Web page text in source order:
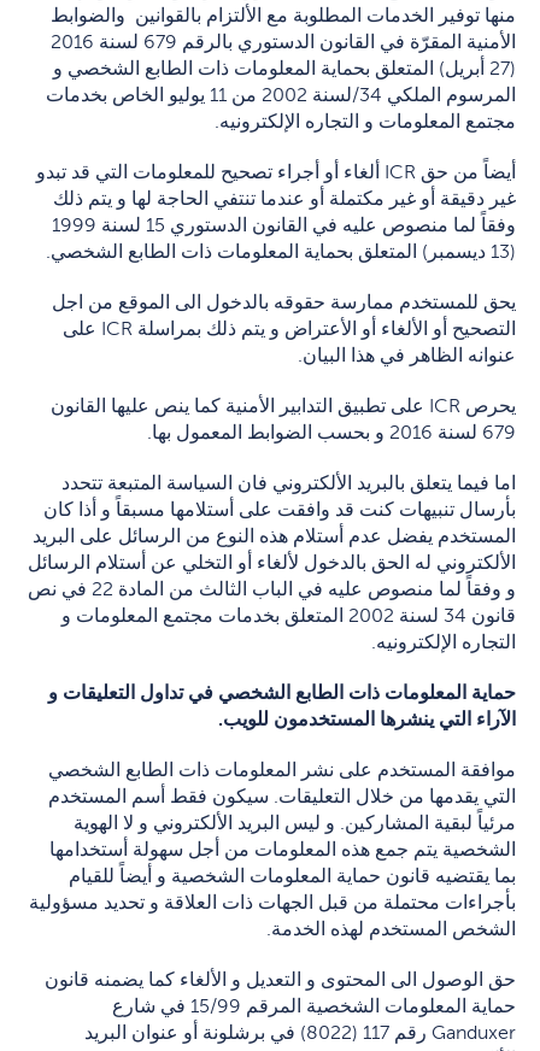
منها توفير الخدمات المطلوبة مع الألتزام بالقوانين والضوابط
الأمنية المقرّة في القانون الدستوري بالرقم 679 لسنة 2016
(27 أبريل) المتعلق بحماية المعلومات ذات الطابع الشخصي و
المرسوم الملكي 34/لسنة 2002 من 11 يوليو الخاص بخدمات
مجتمع المعلومات و التجاره الإلكترونيه.
أيضاً من حق ICR ألغاء أو أجراء تصحيح للمعلومات التي قد تبدو
غير دقيقة أو غير مكتملة أو عندما تنتفي الحاجة لها و يتم ذلك
وفقاً لما منصوص عليه في القانون الدستوري 15 لسنة 1999
(13 ديسمبر) المتعلق بحماية المعلومات ذات الطابع الشخصي.
يحق للمستخدم ممارسة حقوقه بالدخول الى الموقع من اجل
التصحيح أو الألغاء أو الأعتراض و يتم ذلك بمراسلة ICR على
عنوانه الظاهر في هذا البيان.
يحرص ICR على تطبيق التدابير الأمنية كما ينص عليها القانون
679 لسنة 2016 و بحسب الضوابط المعمول بها.
اما فيما يتعلق بالبريد الألكتروني فان السياسة المتبعة تتحدد
بأرسال تنبيهات كنت قد وافقت على أستلامها مسبقاً و أذا كان
المستخدم يفضل عدم أستلام هذه النوع من الرسائل على البريد
الألكتروني له الحق بالدخول لألغاء أو التخلي عن أستلام الرسائل
و وفقاً لما منصوص عليه في الباب الثالث من المادة 22 في نص
قانون 34 لسنة 2002 المتعلق بخدمات مجتمع المعلومات و
التجاره الإلكترونيه.
حماية المعلومات ذات الطابع الشخصي في تداول التعليقات و
الآراء التي ينشرها المستخدمون للويب.
موافقة المستخدم على نشر المعلومات ذات الطابع الشخصي
التي يقدمها من خلال التعليقات. سيكون فقط أسم المستخدم
مرئياً لبقية المشاركين. و ليس البريد الألكتروني و لا الهوية
الشخصية يتم جمع هذه المعلومات من أجل سهولة أستخدامها
بما يقتضيه قانون حماية المعلومات الشخصية و أيضاً للقيام
بأجراءات محتملة من قبل الجهات ذات العلاقة و تحديد مسؤولية
الشخص المستخدم لهذه الخدمة.
حق الوصول الى المحتوى و التعديل و الألغاء كما يضمنه قانون
حماية المعلومات الشخصية المرقم 15/99 في شارع
Ganduxer رقم 117 (8022) في برشلونة أو عنوان البريد